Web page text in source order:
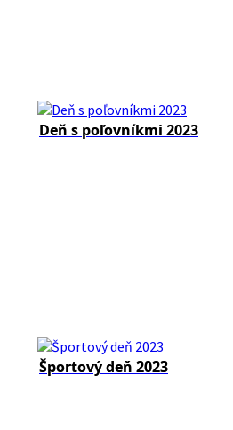
Deň s poľovníkmi 2023
Športový deň 2023